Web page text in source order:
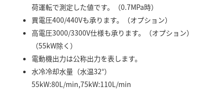
荷運転で測定した値です。（0.7MPa時）
異電圧400/440Vも承ります。（オプション）
高電圧3000/3300V仕様も承ります。（オプション）
（55kW除く）
電動機出力は公称出力を表します。
水冷冷却水量（水温32°）
55kW:80L/min,75kW:110L/min